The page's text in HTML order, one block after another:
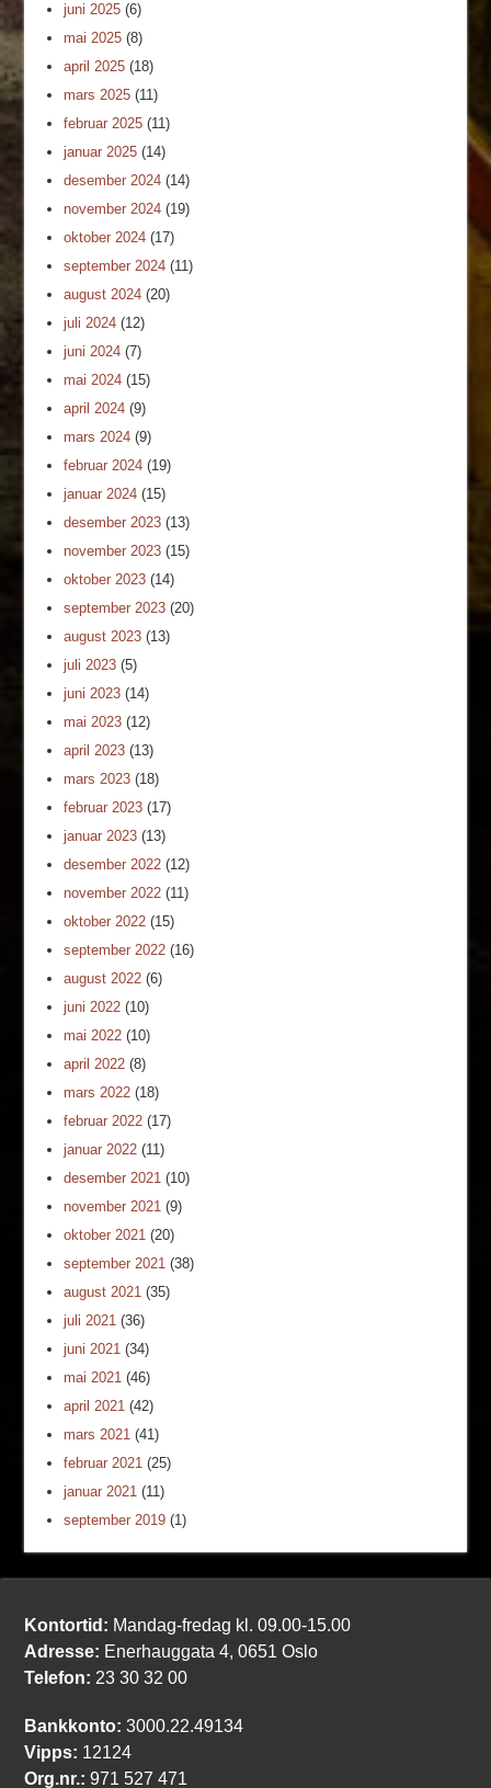
juni 2025 (6)
mai 2025 (8)
april 2025 (18)
mars 2025 (11)
februar 2025 (11)
januar 2025 (14)
desember 2024 (14)
november 2024 (19)
oktober 2024 (17)
september 2024 (11)
august 2024 (20)
juli 2024 (12)
juni 2024 (7)
mai 2024 (15)
april 2024 (9)
mars 2024 (9)
februar 2024 (19)
januar 2024 (15)
desember 2023 (13)
november 2023 (15)
oktober 2023 (14)
september 2023 (20)
august 2023 (13)
juli 2023 (5)
juni 2023 (14)
mai 2023 (12)
april 2023 (13)
mars 2023 (18)
februar 2023 (17)
januar 2023 (13)
desember 2022 (12)
november 2022 (11)
oktober 2022 (15)
september 2022 (16)
august 2022 (6)
juni 2022 (10)
mai 2022 (10)
april 2022 (8)
mars 2022 (18)
februar 2022 (17)
januar 2022 (11)
desember 2021 (10)
november 2021 (9)
oktober 2021 (20)
september 2021 (38)
august 2021 (35)
juli 2021 (36)
juni 2021 (34)
mai 2021 (46)
april 2021 (42)
mars 2021 (41)
februar 2021 (25)
januar 2021 (11)
september 2019 (1)
Kontortid: Mandag-fredag kl. 09.00-15.00
Adresse: Enerhauggata 4, 0651 Oslo
Telefon: 23 30 32 00
Bankkonto: 3000.22.49134
Vipps: 12124
Org.nr.: 971 527 471